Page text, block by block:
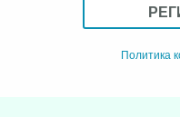
Политика